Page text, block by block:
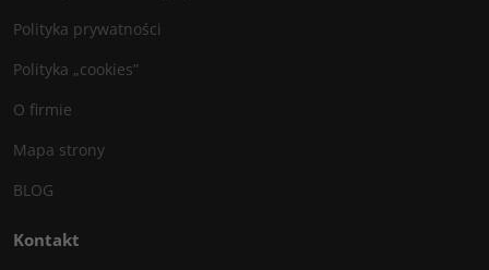
Polityka prywatności
Polityka „cookies”
O firmie
Mapa strony
BLOG
Kontakt